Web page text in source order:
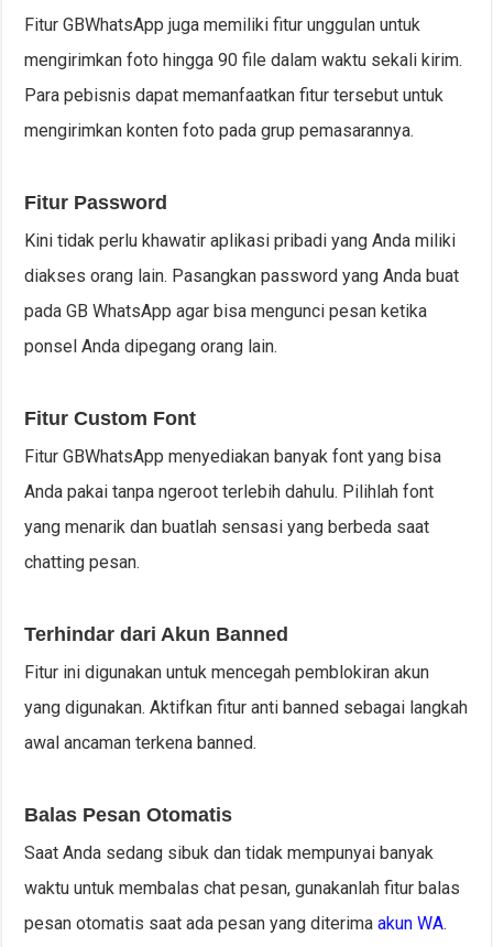
Fitur GBWhatsApp juga memiliki fitur unggulan untuk
mengirimkan foto hingga 90 file dalam waktu sekali kirim.
Para pebisnis dapat memanfaatkan fitur tersebut untuk
mengirimkan konten foto pada grup pemasarannya.
Fitur Password
Kini tidak perlu khawatir aplikasi pribadi yang Anda miliki
diakses orang lain. Pasangkan password yang Anda buat
pada GB WhatsApp agar bisa mengunci pesan ketika
ponsel Anda dipegang orang lain.
Fitur Custom Font
Fitur GBWhatsApp menyediakan banyak font yang bisa
Anda pakai tanpa ngeroot terlebih dahulu. Pilihlah font
yang menarik dan buatlah sensasi yang berbeda saat
chatting pesan.
Terhindar dari Akun Banned
Fitur ini digunakan untuk mencegah pemblokiran akun
yang digunakan. Aktifkan fitur anti banned sebagai langkah
awal ancaman terkena banned.
Balas Pesan Otomatis
Saat Anda sedang sibuk dan tidak mempunyai banyak
waktu untuk membalas chat pesan, gunakanlah fitur balas
pesan otomatis saat ada pesan yang diterimaakun WA.